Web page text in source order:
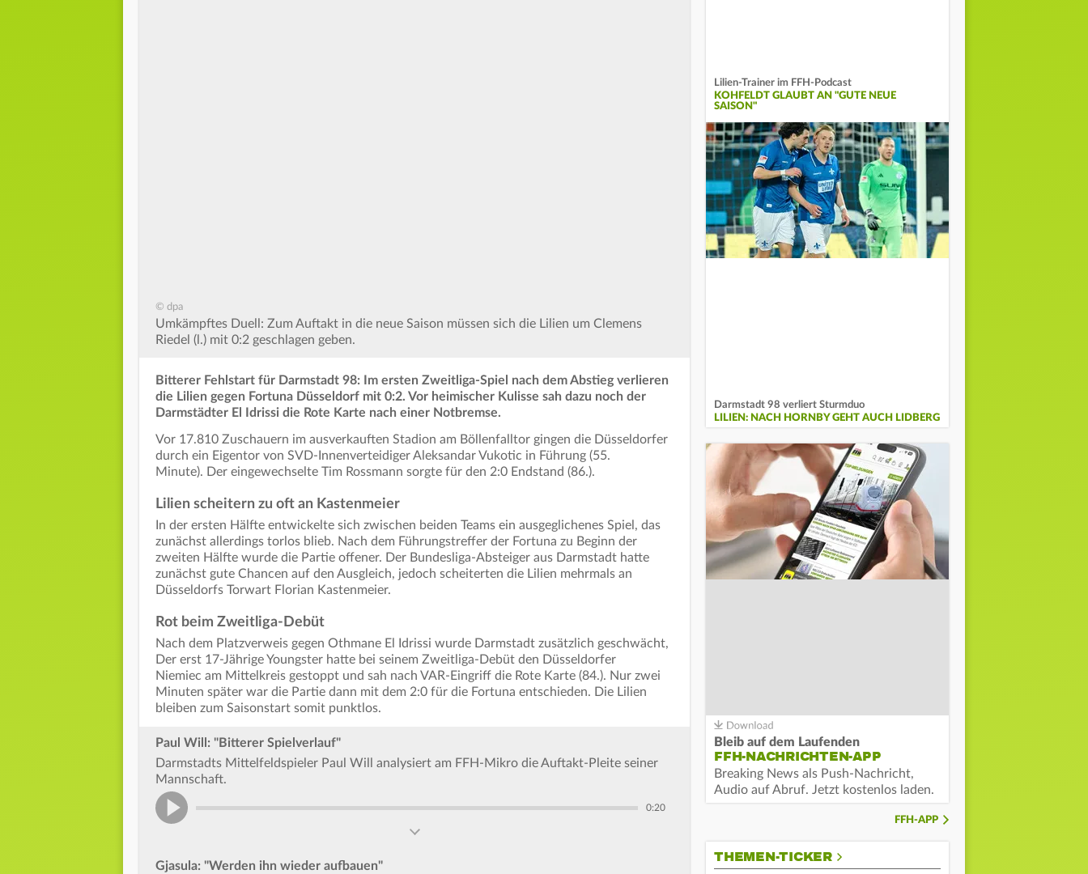
© dpa
Umkämpftes Duell: Zum Auftakt in die neue Saison müssen sich die Lilien um Clemens
Riedel (l.) mit 0:2 geschlagen geben.
Bitterer Fehlstart für Darmstadt 98: Im ersten Zweitliga-Spiel nach dem Abstieg verlieren
die Lilien gegen Fortuna Düsseldorf mit 0:2. Vor heimischer Kulisse sah dazu noch der
Darmstädter El Idrissi die Rote Karte nach einer Notbremse.
Vor 17.810 Zuschauern im ausverkauften Stadion am Böllenfalltor gingen die Düsseldorfer
durch ein Eigentor von SVD-Innenverteidiger Aleksandar Vukotic in Führung (55.
Minute). Der eingewechselte Tim Rossmann sorgte für den 2:0 Endstand (86.).
Lilien scheitern zu oft an Kastenmeier
In der ersten Hälfte entwickelte sich zwischen beiden Teams ein ausgeglichenes Spiel, das
zunächst allerdings torlos blieb. Nach dem Führungstreffer der Fortuna zu Beginn der
zweiten Hälfte wurde die Partie offener. Der Bundesliga-Absteiger aus Darmstadt hatte
zunächst gute Chancen auf den Ausgleich, jedoch scheiterten die Lilien mehrmals an
Düsseldorfs Torwart Florian Kastenmeier.
Rot beim Zweitliga-Debüt
Nach dem Platzverweis gegen Othmane El Idrissi wurde Darmstadt zusätzlich geschwächt,
Der erst 17-Jährige Youngster hatte bei seinem Zweitliga-Debüt den Düsseldorfer
Niemiec am Mittelkreis gestoppt und sah nach VAR-Eingriff die Rote Karte (84.). Nur zwei
Minuten später war die Partie dann mit dem 2:0 für die Fortuna entschieden. Die Lilien
bleiben zum Saisonstart somit punktlos.
Paul Will: "Bitterer Spielverlauf"
Darmstadts Mittelfeldspieler Paul Will analysiert am FFH-Mikro die Auftakt-Pleite seiner
Mannschaft.
0:20
Gjasula: "Werden ihn wieder aufbauen"
Lilien-Trainer im FFH-Podcast
KOHFELDT GLAUBT AN "GUTE NEUE
SAISON"
Darmstadt 98 verliert Sturmduo
LILIEN: NACH HORNBY GEHT AUCH LIDBERG
Bleib auf dem Laufenden
FFH-NACHRICHTEN-APP
Breaking News als Push-Nachricht,
Audio auf Abruf. Jetzt kostenlos laden.
FFH-APP
THEMEN-TICKER